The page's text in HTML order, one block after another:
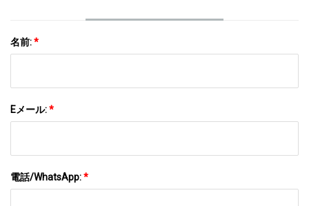
名前:*
Eメール:*
電話/WhatsApp:*